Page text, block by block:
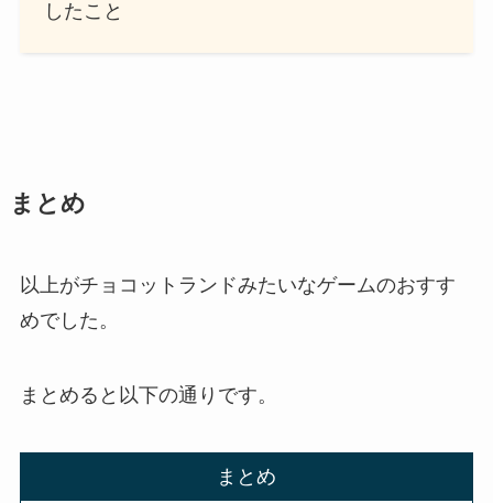
したこと
まとめ
以上がチョコットランドみたいなゲームのおすす
めでした。
まとめると以下の通りです。
まとめ